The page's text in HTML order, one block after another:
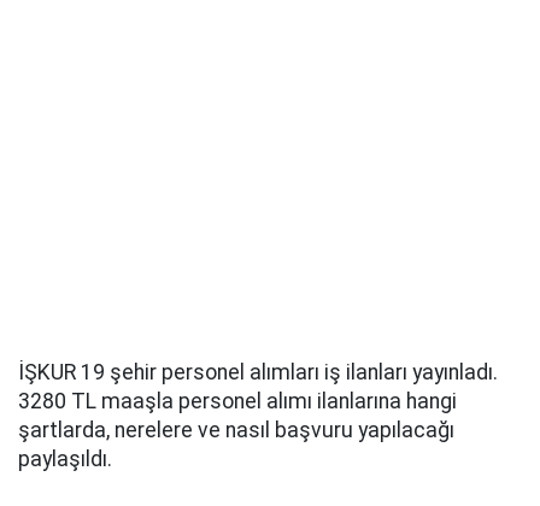
İŞKUR 19 şehir personel alımları iş ilanları yayınladı.
3280 TL maaşla personel alımı ilanlarına hangi
şartlarda, nerelere ve nasıl başvuru yapılacağı
paylaşıldı.